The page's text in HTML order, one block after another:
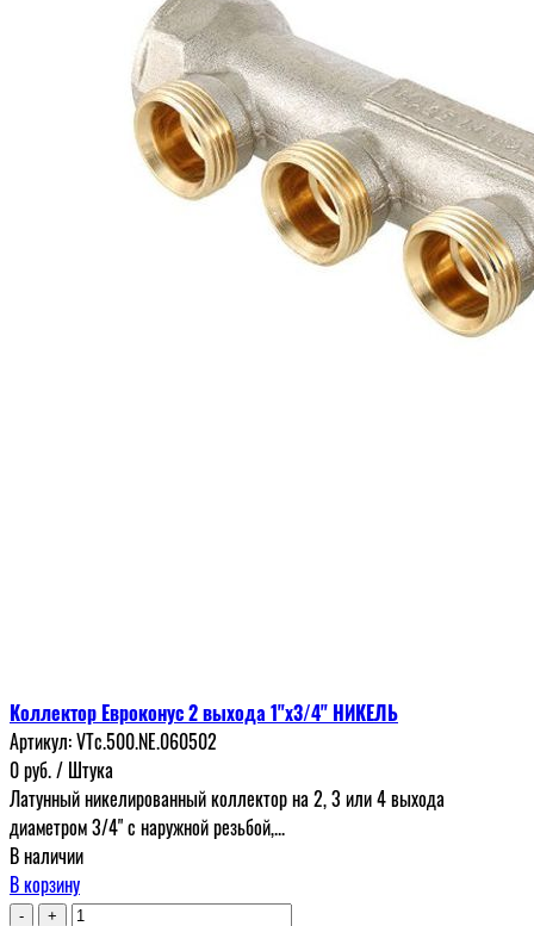
Коллектор Евроконус 2 выхода 1"х3/4" НИКЕЛЬ
Артикул:VTc.500.NЕ.060502
0руб./ Штука
Латунный никелированный коллектор на 2, 3 или 4 выхода
диаметром 3/4" с наружной резьбой,...
В наличии
В корзину
- +